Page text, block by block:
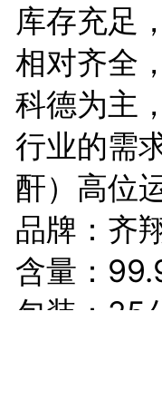
库存充足
相对齐全
科德为主
行业的需
酐）高位
品牌：齐
含量：
包装：25